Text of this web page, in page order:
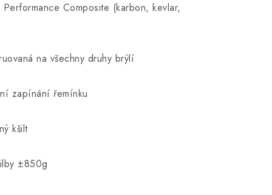
Composite (karbon, kevlar,
na všechny druhy brýlí
zapínání řemínku
kšilt
±850g